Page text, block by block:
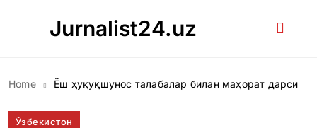
Jurnalist24.uz
Home Ёш ҳуқуқшунос талабалар билан маҳорат дарси
Ўзбекистон